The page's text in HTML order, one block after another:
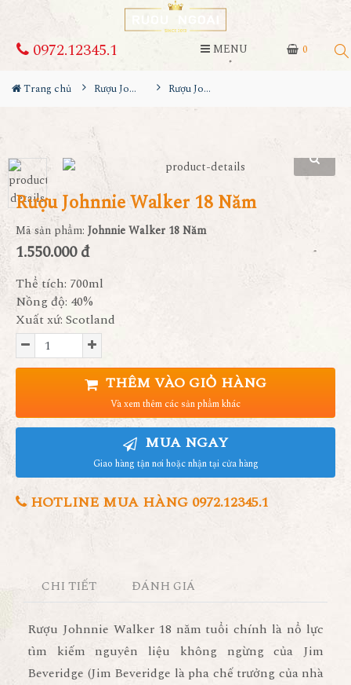
0
0972.12345.1 MENU
Trang chủ Rượu Johnnie walker Rượu Johnnie Walker 18 Năm
Rượu Johnnie Walker 18 Năm
Mã sản phẩm: Johnnie Walker 18 Năm
1.550.000 đ
Thể tích: 700ml
Nồng độ: 40%
Xuất xứ: Scotland
THÊM VÀO GIỎ HÀNG
Và xem thêm các sản phẩm khác
MUA NGAY
Giao hàng tận nơi hoặc nhận tại cửa hàng
HOTLINE MUA HÀNG 0972.12345.1
CHI TIẾT ĐÁNH GIÁ
Rượu Johnnie Walker 18 năm tuổi chính là nổ lực
tìm kiếm nguyên liệu không ngừng của Jim
Beveridge (Jim Beveridge là pha chế trưởng của nhà